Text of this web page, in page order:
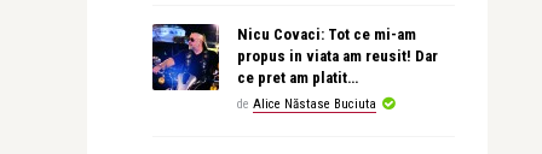
Nicu Covaci: Tot ce mi-am
propus in viata am reusit! Dar
ce pret am platit…
de Alice Năstase Buciuta